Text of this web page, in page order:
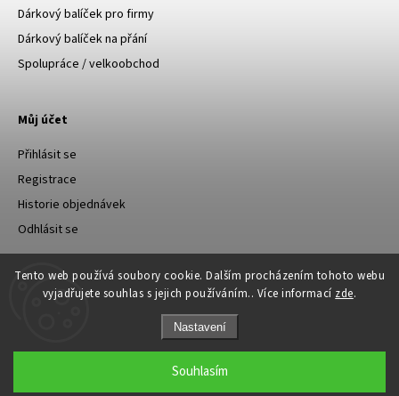
Tento web používá soubory cookie. Dalším procházením tohoto webu
vyjadřujete souhlas s jejich používáním.. Více informací zde.
Nastavení
Souhlasím
Dárkový balíček pro firmy
Dárkový balíček na přání
Spolupráce / velkoobchod
Můj účet
Přihlásit se
Registrace
Historie objednávek
Odhlásit se